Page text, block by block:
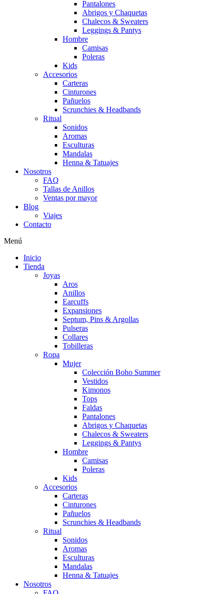
Pantalones
Abrigos y Chaquetas
Chalecos & Sweaters
Leggings & Pantys
Hombre
Camisas
Poleras
Kids
Accesorios
Carteras
Cinturones
Pañuelos
Scrunchies & Headbands
Ritual
Sonidos
Aromas
Esculturas
Mandalas
Henna & Tatuajes
Nosotros
FAQ
Tallas de Anillos
Ventas por mayor
Blog
Viajes
Contacto
Menú
Inicio
Tienda
Joyas
Aros
Anillos
Earcuffs
Expansiones
Septum, Pins & Argollas
Pulseras
Collares
Tobilleras
Ropa
Mujer
Colección Boho Summer
Vestidos
Kimonos
Tops
Faldas
Pantalones
Abrigos y Chaquetas
Chalecos & Sweaters
Leggings & Pantys
Hombre
Camisas
Poleras
Kids
Accesorios
Carteras
Cinturones
Pañuelos
Scrunchies & Headbands
Ritual
Sonidos
Aromas
Esculturas
Mandalas
Henna & Tatuajes
Nosotros